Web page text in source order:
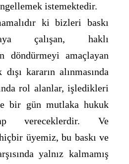
istemektedir.
ki bizleri baskı
çalışan, haklı
döndürmeyi amaçlayan
kararın alınmasında
rol alanlar, işledikleri
bir gün mutlaka hukuk
vereceklerdir. Ve
üyemiz, bu baskı ve
yalnız kalmamış